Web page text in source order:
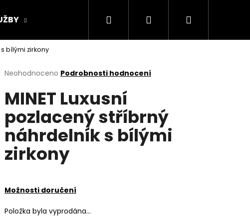
Hledat PřihlášeníNákupní
bílými zirkony
Průměrné
produktu
je
5
hvězdiček.
Neohodnoceno Podrobnosti hodnocení
MINET Luxusní
pozlacený stříbrný
náhrdelník s bílými
zirkony
Možnosti doručení
Položka byla vyprodána…